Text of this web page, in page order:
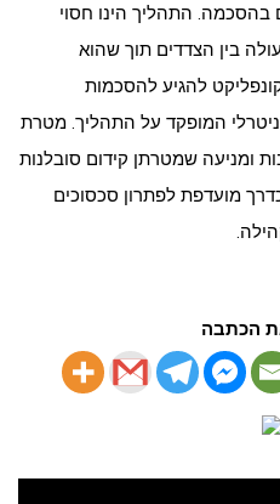
בהסכמה. התהליך הינו חסוי
בין הצדדים תוך שהוא
להגיע להסכמות
המופקד על התהליך. מטרת
ומניעה שמטרתן קידום סובלנות
מועדפת לפתרון סכסוכים
הכתבה